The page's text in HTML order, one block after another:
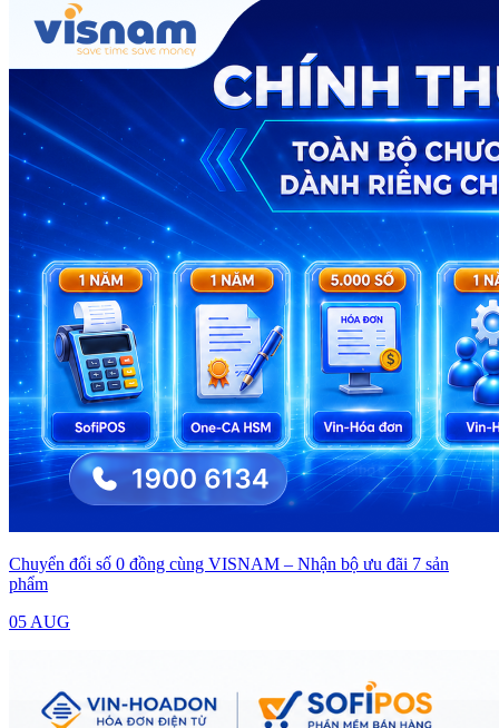
Chuyển đổi số 0 đồng cùng VISNAM – Nhận bộ ưu đãi 7 sản
phẩm
05 AUG